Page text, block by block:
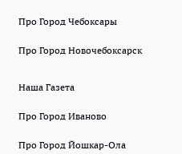
Про Город Чебоксары
Про Город Новочебоксарск
Наша Газета
Про Город Иваново
Про Город Йошкар-Ола